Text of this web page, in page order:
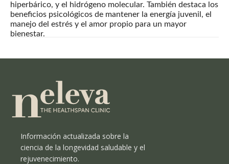
hiperbárico, y el hidrógeno molecular. También destaca los
beneficios psicológicos de mantener la energía juvenil, el
manejo del estrés y el amor propio para un mayor
bienestar.
Información actualizada sobre la
ciencia de la longevidad saludable y el
rejuvenecimiento.